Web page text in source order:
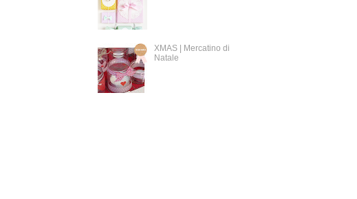
XMAS | Mercatino di
Natale